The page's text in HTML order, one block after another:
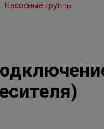
Насосные группы